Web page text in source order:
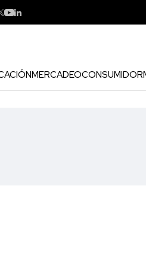
MERCADEOCONSUMIDOR